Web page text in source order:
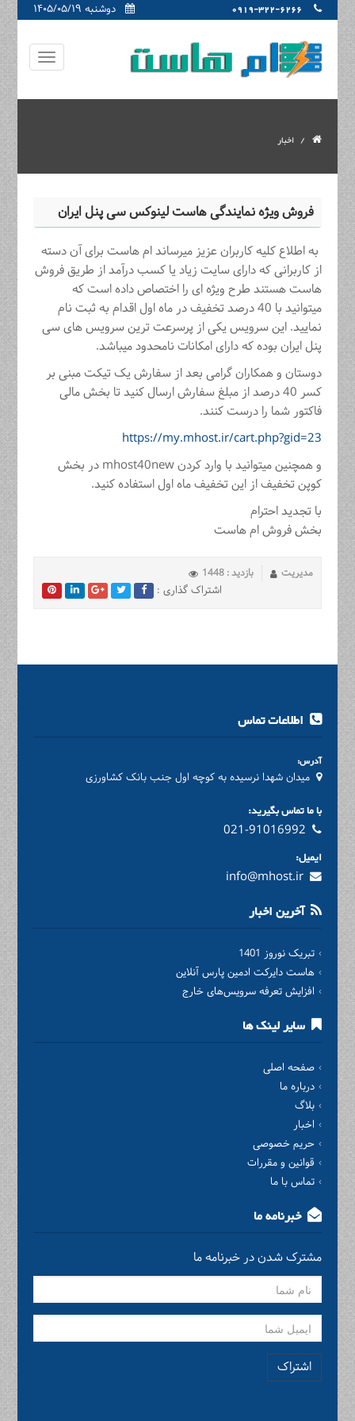
دوشنبه ۱۴۰۵/۰۵/۱۹ 0919-322-6266
اخبار
فروش ویژه نمایندگی هاست لینوکس سی پنل ایران
به اطلاع کلیه کاربران عزیز میرساند ام هاست برای آن دسته
از کاربرانی که دارای سایت زیاد یا کسب درآمد از طریق فروش
هاست هستند طرح ویژه ای را اختصاص داده است که
میتوانید با 40 درصد تخفیف در ماه اول اقدام به ثبت نام
نمایید. این سرویس یکی از پرسرعت ترین سرویس های سی
پنل ایران بوده که دارای امکانات نامحدود میباشد.
دوستان و همکاران گرامی بعد از سفارش یک تیکت مبنی بر
کسر 40 درصد از مبلغ سفارش ارسال کنید تا بخش مالی
فاکتور شما را درست کنند.
https://my.mhost.ir/cart.php?gid=23
و همچنین میتوانید با وارد کردن mhost40new در بخش
کوپن تخفیف از این تخفیف ماه اول استفاده کنید.
با تجدید احترام
بخش فروش ام هاست
مدیریت بازدید : 1448
اشتراک گذاری :
اطلاعات تماس
آدرس:
میدان شهدا نرسیده به کوچه اول جنب بانک کشاورزی
با ما تماس بگیرید:
021-91016992
ایمیل:
info@mhost.ir
آخرین اخبار
تبریک نوروز 1401
هاست دایرکت ادمین پارس آنلاین
افزایش تعرفه سرویس‌های خارج
سایر لینک ها
صفحه اصلی
درباره ما
بلاگ
اخبار
حریم خصوصی
قوانین و مقررات
تماس با ما
خبرنامه ما
مشترک شدن در خبرنامه ما
اشتراک